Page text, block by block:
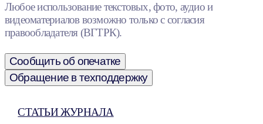
Любое использование текстовых, фото, аудио и
видеоматериалов возможно только с согласия
правообладателя (ВГТРК).
Сообщить об опечатке
Обращение в техподдержку
СТАТЬИ ЖУРНАЛА